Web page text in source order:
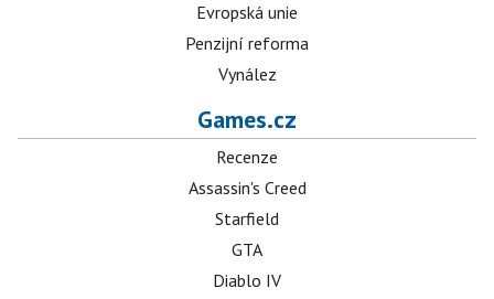
Evropská unie
Penzijní reforma
Vynález
Games.cz
Recenze
Assassin's Creed
Starfield
GTA
Diablo IV